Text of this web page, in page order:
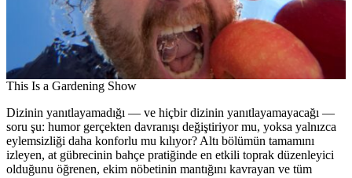
This Is a Gardening Show
Dizinin yanıtlayamadığı — ve hiçbir dizinin yanıtlayamayacağı —
soru şu: humor gerçekten davranışı değiştiriyor mu, yoksa yalnızca
eylemsizliği daha konforlu mu kılıyor? Altı bölümün tamamını
izleyen, at gübrесinin bahçe pratiğinde en etkili toprak düzenleyici
olduğunu öğrenen, ekim nöbetinin mantığını kavrayan ve tüm